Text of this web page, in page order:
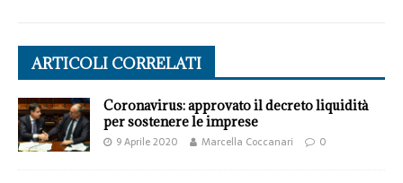
ARTICOLI CORRELATI
Coronavirus: approvato il decreto liquidità
per sostenere le imprese
9 Aprile 2020 Marcella Coccanari 0